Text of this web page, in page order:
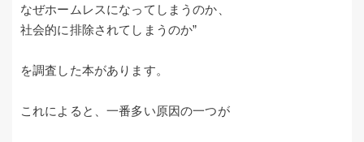
なぜホームレスになってしまうのか、
社会的に排除されてしまうのか”
を調査した本があります。
これによると、一番多い原因の一つが